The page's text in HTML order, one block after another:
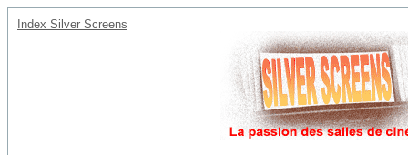
Index Silver Screens